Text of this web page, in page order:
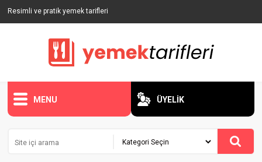
Resimli ve pratik yemek tarifleri
MENU ÜYELİK